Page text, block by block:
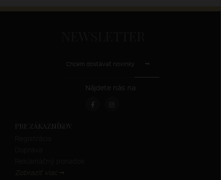
Chcem dostávať novinky
Nájdete nás na
PRE ZÁKAZNÍKOV